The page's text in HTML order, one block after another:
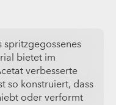
spritzgegossenes
bietet im
verbesserte
so konstruiert, dass
oder verformt